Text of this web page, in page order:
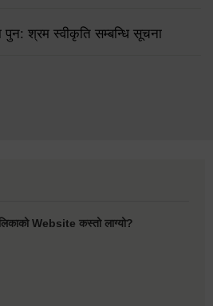
पुन: श्रम स्वीकृति सम्बन्धि सूचना
Website कस्तो लाग्यो?